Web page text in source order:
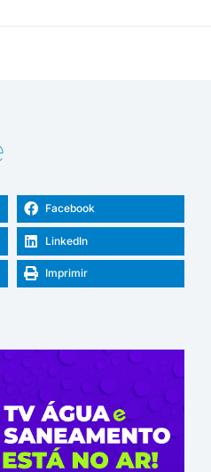
Facebook
LinkedIn
Imprimir